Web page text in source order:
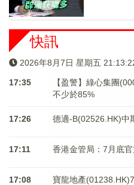
快訊
2026年8月7日 星期五
17:35
【盈警】綠心集團
不少於85%
17:26 德適-B(02526.HK)中
17:11 香港金管局：7月底
17:08 寶龍地產